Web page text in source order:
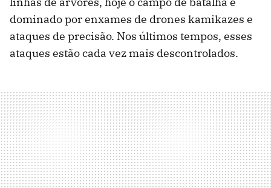
dominado por enxames de drones kamikazes e
ataques de precisão. Nos últimos tempos, esses
ataques estão cada vez mais descontrolados.